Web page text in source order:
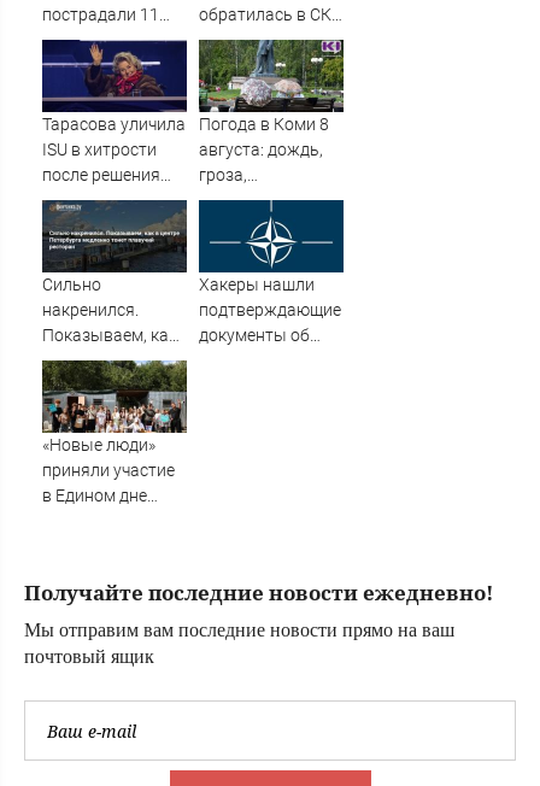
пострадали 11
человек
обратилась в СКР
из-за травли
съемочной
группы «Колобка»
Тарасова уличила
ISU в хитрости
после решения
Союза снять
санкции с 13
россиян
Погода в Коми 8
августа: дождь,
гроза,
порывистый
Сильно
накренился.
Показываем, как
в центре
Петербурга
медленно тонет
плавучий
Хакеры нашли
подтверждающие
документы об
«Новые люди»
приняли участие
в Едином дне
Получайте последние новости ежедневно!
Мы отправим вам последние новости прямо на ваш
почтовый ящик